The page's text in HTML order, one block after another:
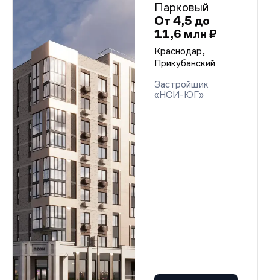
Парковый
От 4,5 до
11,6 млн ₽
Краснодар,
Прикубанский
Застройщик
«НСИ-ЮГ»